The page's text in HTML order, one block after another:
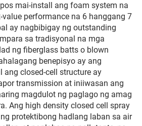
mai-install ang foam system na
value performance na 6 hanggang 7
ay nagbibigay ng outstanding
sa tradisyonal na mga
ng fiberglass batts o blown
benepisyo ay ang
ang closed-cell structure ay
transmission at iniiwasan ang
magdulot ng paglago ng amag
Ang high density closed cell spray
protektibong hadlang laban sa air